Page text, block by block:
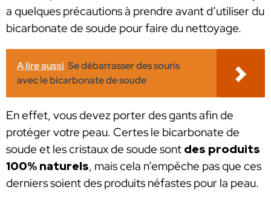
a quelques précautions à prendre avant d’utiliser du
bicarbonate de soude pour faire du nettoyage.
A lire aussi Se débarrasser des souris
avec le bicarbonate de soude
En effet, vous devez porter des gants afin de
protéger votre peau. Certes le bicarbonate de
soude et les cristaux de soude sont des produits
100% naturels, mais cela n’empêche pas que ces
derniers soient des produits néfastes pour la peau.